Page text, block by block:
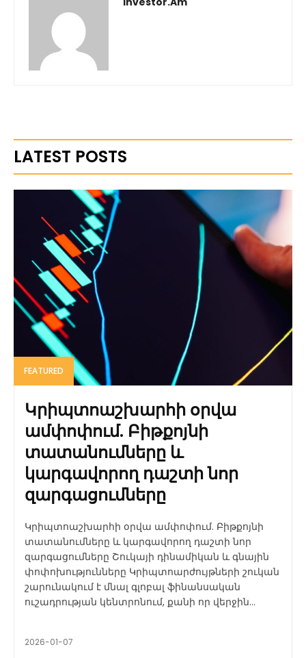
LATEST POSTS
FEATURED
Կրիպտոաշխարհի օրվա
ամփոփում. Բիթքոյնի
տատանումները և
կարգավորող դաշտի նոր
զարգացումները
Կրիպտոաշխարհի օրվա ամփոփում. Բիթքոյնի
տատանումները և կարգավորող դաշտի նոր
զարգացումները Շուկայի դինամիկան և գնային
փոփոխությունները Կրիպտոարժույթների շուկան
շարունակում է մնալ գլոբալ ֆինանսական
ուշադրության կենտրոնում, քանի որ վերջին...
2026-01-07